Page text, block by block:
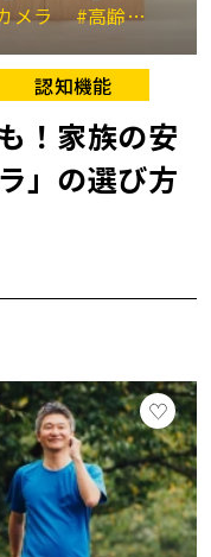
メラ #高齢者の暮らし
認知機能
！家族の安
」の選び方